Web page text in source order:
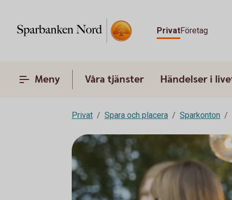
PrivatFöretag
Meny Våra tjänster Händelser i
Privat Spara och placera Sparkonton